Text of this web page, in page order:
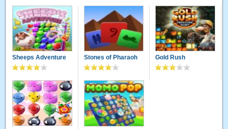
Sheeps Adventure Stones of Pharaoh Gold Rush